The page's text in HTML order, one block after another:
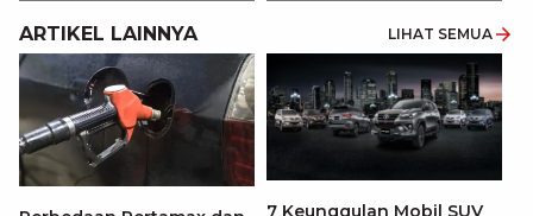
ARTIKEL LAINNYA LIHAT SEMUA
7 Keunggulan Mobil SUV